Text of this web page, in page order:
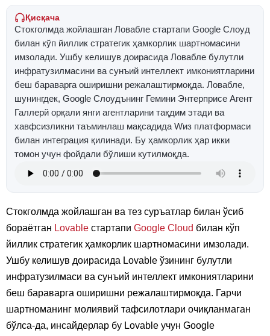
Қисқача
Стокголмда жойлашган Ловабле стартапи Google Cлоуд
билан кўп йиллик стратегик ҳамкорлик шартномасини
имзолади. Ушбу келишув доирасида Ловабле булутли
инфратузилмасини ва сунъий интеллект имкониятларини
беш бараварга оширишни режалаштирмоқда. Ловабле,
шунингдек, Google Cлоудънинг Гемини Энтерприсе Агент
Галлерй орқали янги агентларини тақдим этади ва
хавфсизликни таъминлаш мақсадида Wиз платформаси
билан интеграция қилинади. Бу ҳамкорлик ҳар икки
томон учун фойдали бўлиши кутилмоқда.
Стокголмда жойлашган ва тез суръатлар билан ўсиб
бораётган Lovable стартапи Google Cloud билан кўп
йиллик стратегик ҳамкорлик шартномасини имзолади.
Ушбу келишув доирасида Lovable ўзининг булутли
инфратузилмаси ва сунъий интеллект имкониятларини
беш бараварга оширишни режалаштирмоқда. Гарчи
шартноманинг молиявий тафсилотлари очиқланмаган
бўлса-да, инсайдерлар бу Lovable учун Google